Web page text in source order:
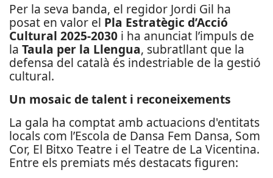
Per la seva banda, el regidor Jordi Gil ha
posat en valor el Pla Estratègic d’Acció
Cultural 2025-2030 i ha anunciat l’impuls de
la Taula per la Llengua, subratllant que la
defensa del català és indestriable de la gestió
cultural.
Un mosaic de talent i reconeixements
La gala ha comptat amb actuacions d'entitats
locals com l’Escola de Dansa Fem Dansa, Som
Cor, El Bitxo Teatre i el Teatre de La Vicentina.
Entre els premiats més destacats figuren: